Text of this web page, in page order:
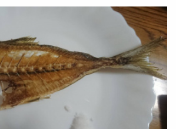
著多諾文完成復出，加上費爾柴德已沒
手最終決定將他移出40人名單。此外，
補進32歲外野手沃德（Taylor
一步提升，也讓競爭更加激烈。費爾
夫蘭守護者與西雅圖水手，累計在大聯
敲出3支安打、貢獻1分打點，另選到7
吞下14次三振，打擊率2成21，整體打
.158，OPS為.565。根據《MLB Trade